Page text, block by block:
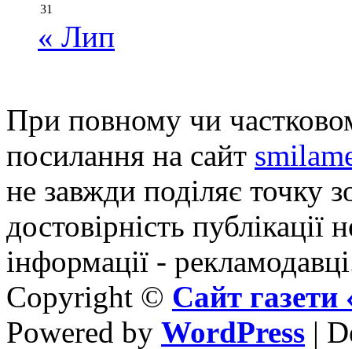
31
« Лип
При повному чи
посилання на сайт
не завжди поділяє точку
достовірність публікації
інформації -
Copyright © Сайт
Powered by WordPress |